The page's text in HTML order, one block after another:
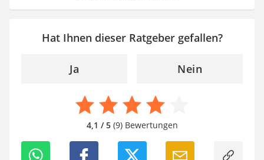
Hat Ihnen dieser Ratgeber gefallen?
Ja Nein
4,1 / 5(9) Bewertungen